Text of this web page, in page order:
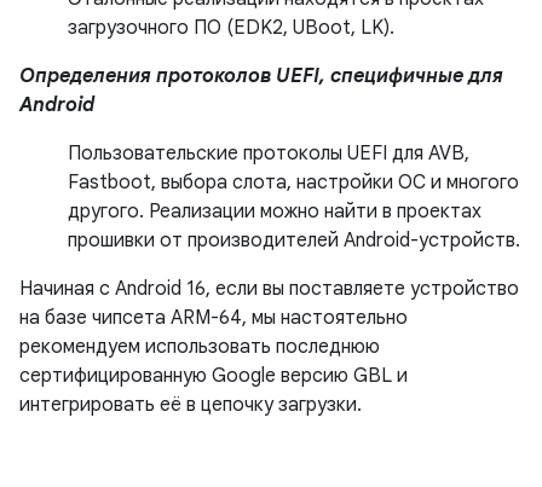
загрузочного ПО (EDK2, UBoot, LK).
Определения протоколов UEFI, специфичные для
Android
Пользовательские протоколы UEFI для AVB,
Fastboot, выбора слота, настройки ОС и многого
другого. Реализации можно найти в проектах
прошивки от производителей Android-устройств.
Начиная с Android 16, если вы поставляете устройство
на базе чипсета ARM-64, мы настоятельно
рекомендуем использовать последнюю
сертифицированную Google версию GBL и
интегрировать её в цепочку загрузки.